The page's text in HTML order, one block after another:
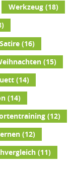
Werkzeug(18)
Satire(16)
(15)
(14)
(14)
(12)
(12)
(11)